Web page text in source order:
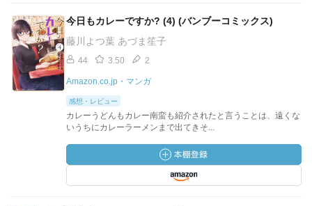
今日もカレーですか? (4) (バンブーコミックス)
藤川よつ葉 あづま笙子
44 3.50 2
Amazon.co.jp・マンガ
感想・レビュー
カレーうどんもカレー南蛮も紹介されたと言うことは、遠くな
いうちにカレーラーメンまで出てきそ...